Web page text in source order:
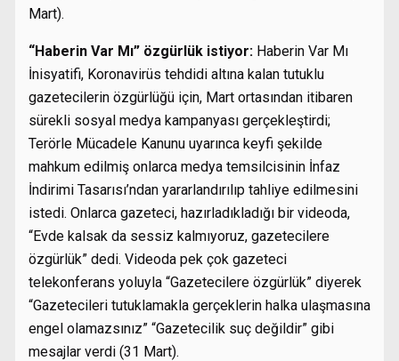
Mart).
“Haberin Var Mı” özgürlük istiyor: Haberin Var Mı
İnisyatifi, Koronavirüs tehdidi altına kalan tutuklu
gazetecilerin özgürlüğü için, Mart ortasından itibaren
sürekli sosyal medya kampanyası gerçekleştirdi;
Terörle Mücadele Kanunu uyarınca keyfi şekilde
mahkum edilmiş onlarca medya temsilcisinin İnfaz
İndirimi Tasarısı’ndan yararlandırılıp tahliye edilmesini
istedi. Onlarca gazeteci, hazırladıkladığı bir videoda,
“Evde kalsak da sessiz kalmıyoruz, gazetecilere
özgürlük” dedi. Videoda pek çok gazeteci
telekonferans yoluyla “Gazetecilere özgürlük” diyerek
“Gazetecileri tutuklamakla gerçeklerin halka ulaşmasına
engel olamazsınız” “Gazetecilik suç değildir” gibi
mesajlar verdi (31 Mart).